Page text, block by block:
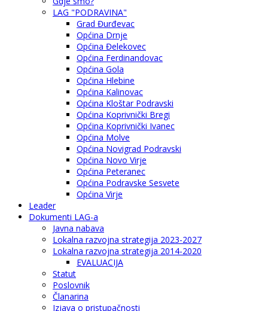
LAG "PODRAVINA"
Grad Đurđevac
Općina Drnje
Općina Đelekovec
Općina Ferdinandovac
Općina Gola
Općina Hlebine
Općina Kalinovac
Općina Kloštar Podravski
Općina Koprivnički Bregi
Općina Koprivnički Ivanec
Općina Molve
Općina Novigrad Podravski
Općina Novo Virje
Općina Peteranec
Općina Podravske Sesvete
Općina Virje
Leader
Dokumenti LAG-a
Javna nabava
Lokalna razvojna strategija 2023-2027
Lokalna razvojna strategija 2014-2020
EVALUACIJA
Statut
Poslovnik
Članarina
Izjava o pristupačnosti